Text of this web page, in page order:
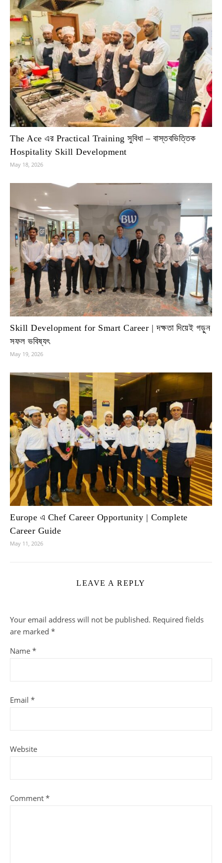
The Ace এর Practical Training সুবিধা – বাস্তবভিত্তিক
Hospitality Skill Development
May 18, 2026
Skill Development for Smart Career | দক্ষতা দিয়েই গড়ুন
সফল ভবিষ্যৎ
May 19, 2026
Europe এ Chef Career Opportunity | Complete
Career Guide
May 11, 2026
LEAVE A REPLY
Your email address will not be published. Required fields
are marked *
Name *
Email *
Website
Comment *